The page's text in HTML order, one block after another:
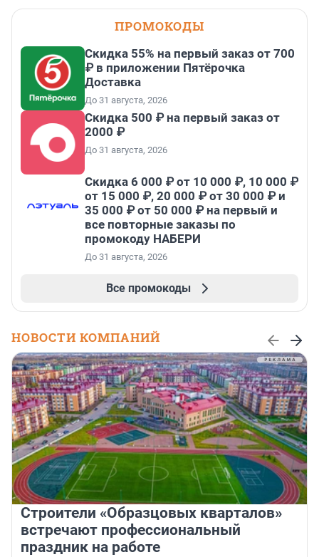
ПРОМОКОДЫ
Скидка 55% на первый заказ от 700
₽ в приложении Пятёрочка
Доставка
До 31 августа, 2026
Скидка 500 ₽ на первый заказ от
2000 ₽
До 31 августа, 2026
Скидка 6 000 ₽ от 10 000 ₽, 10 000 ₽
от 15 000 ₽, 20 000 ₽ от 30 000 ₽ и
35 000 ₽ от 50 000 ₽ на первый и
все повторные заказы по
промокоду НАБЕРИ
До 31 августа, 2026
Все промокоды
НОВОСТИ КОМПАНИЙ
Строители «Образцовых кварталов»
встречают профессиональный
праздник на работе